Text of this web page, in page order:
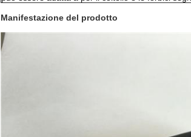
Manifestazione del prodotto